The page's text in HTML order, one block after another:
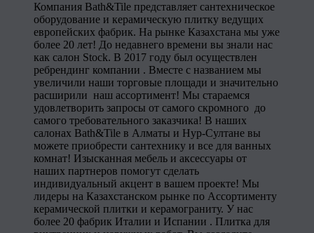
Компания Bath&Tile представляет сантехническое
оборудование и керамическую плитку ведущих
европейских фабрик. На рынке Казахстана мы уже
более 20 лет! До недавнего времени вы знали нас
как салон Stock. В 2017 году был осуществлен
ребрендинг компании . Вместе с названием мы
увеличили наши торговые площади и значительно
расширили наш ассортимент! Мы стараемся
удовлетворить запросы от самого скромного до
самого требовательного заказчика! В наших
салонах Bath&Tile в Алматы и Нур-Султане вы
можете приобрести сантехнику и все для ванных
комнат! Изысканная мебель и аксессуары от
наших партнеров помогут сделать
индивидуальный акцент в вашем проекте! Мы
лидеры на Казахстанском рынке по Ассортименту
керамической плитки и керамограниту. У нас
более 20 фабрик Италии и Испании . Плитка для